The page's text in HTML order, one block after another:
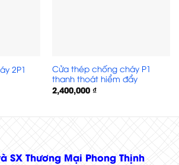
2P1
Cửa thép chống cháy P1
thanh thoát hiểm đẩy
2,400,000 ₫
SX Thương Mại Phong Thịnh